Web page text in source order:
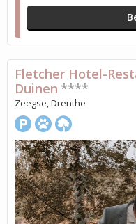
Fletcher Hotel-
Duinen ****
Zeegse, Drenthe